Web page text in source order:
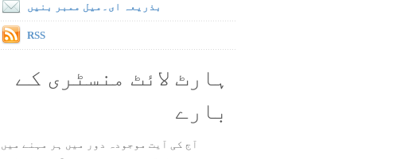
بذریعہ ای۔میل ممبر بنیں
RSS
ہارٹ لائٹ منسٹری کے
بارے
آج کی آیت موجودہ دور میں ہر مہنے میں